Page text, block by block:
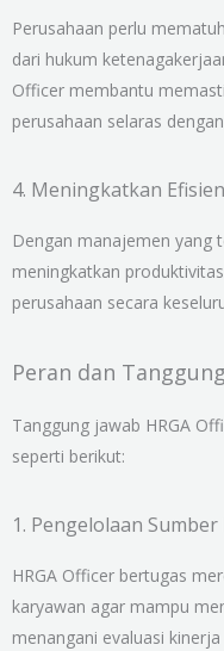
Perusahaan perlu
dari hukum
Officer membantu
perusahaan selaras
4. Meningkatkan
Dengan manajemen yang
meningkatkan
perusahaan secara
Peran dan
Tanggung jawab HRGA
seperti berikut:
1. Pengelolaan
HRGA Officer bertugas
karyawan agar mampu
menangani evaluasi